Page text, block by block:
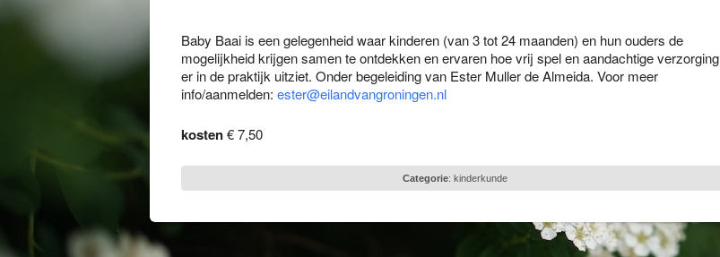
Baby Baai is een gelegenheid waar kinderen (van 3 tot 24 maanden) en hun ouders de
mogelijkheid krijgen samen te ontdekken en ervaren hoe vrij spel en aandachtige verzorging
er in de praktijk uitziet. Onder begeleiding van Ester Muller de Almeida. Voor meer
info/aanmelden: ester@eilandvangroningen.nl
kosten€ 7,50
Categorie: kinderkunde